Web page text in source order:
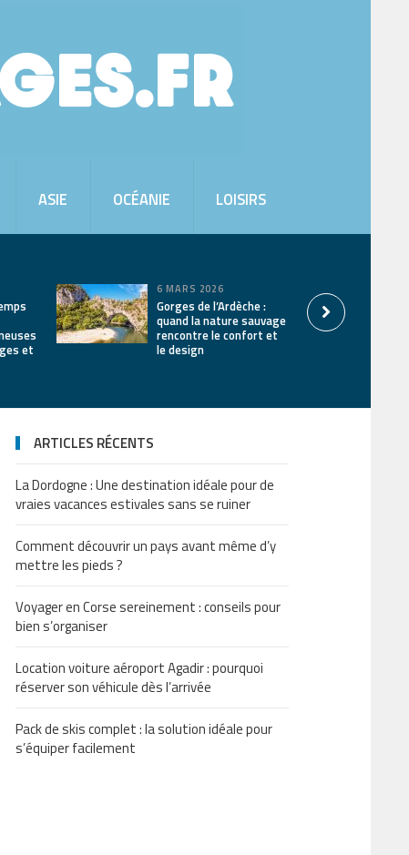
ASIE OCÉANIE LOISIRS
et
6 MARS 2026
Gorges de l’Ardèche :
quand la nature sauvage
rencontre le confort et
le design
ARTICLES RÉCENTS
La Dordogne : Une destination idéale pour de
vraies vacances estivales sans se ruiner
Comment découvrir un pays avant même d’y
mettre les pieds ?
Voyager en Corse sereinement : conseils pour
bien s’organiser
Location voiture aéroport Agadir : pourquoi
réserver son véhicule dès l’arrivée
Pack de skis complet : la solution idéale pour
s’équiper facilement